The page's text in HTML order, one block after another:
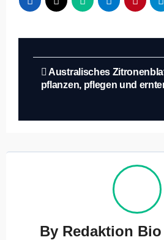
Australisches
pflanzen, pflegen und
By Redaktion